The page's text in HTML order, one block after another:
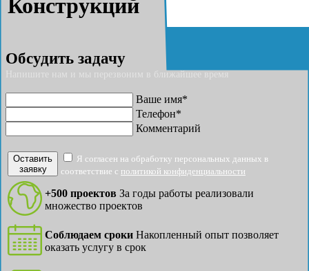
Конструкций
Обсудить задачу
Напишите нам и мы перезвоним в ближайшее время
Ваше имя*
Телефон*
Комментарий
Оставить
заявку
Я согласен на обработку персональных данных в
соответствие с политикой конфиденциальности
+500 проектов За годы работы реализовали
множество проектов
Соблюдаем сроки Накопленный опыт позволяет
оказать услугу в срок